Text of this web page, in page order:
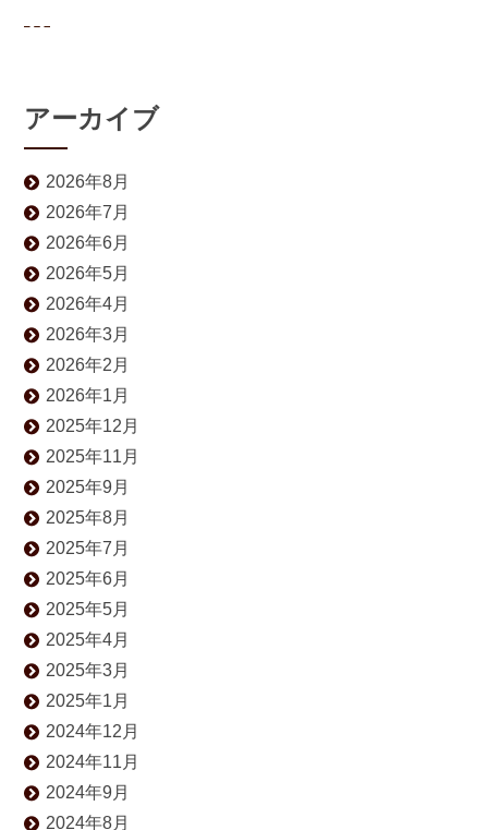
アーカイブ
2026年8月
2026年7月
2026年6月
2026年5月
2026年4月
2026年3月
2026年2月
2026年1月
2025年12月
2025年11月
2025年9月
2025年8月
2025年7月
2025年6月
2025年5月
2025年4月
2025年3月
2025年1月
2024年12月
2024年11月
2024年9月
2024年8月